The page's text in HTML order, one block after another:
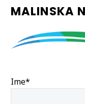
MALINSKA
Ime*